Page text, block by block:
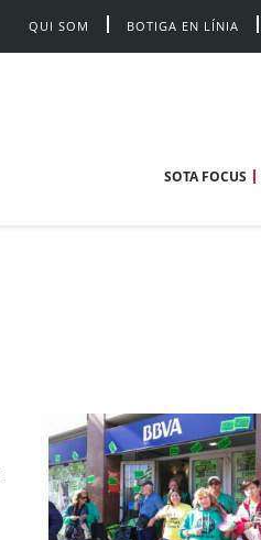
QUI SOM BOTIGA EN LÍNIA
SOTA FOCUS